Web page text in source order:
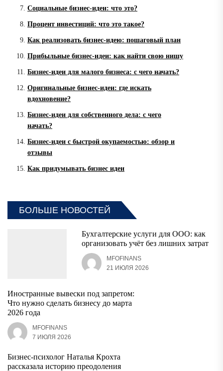
Социальные бизнес-идеи: что это?
Процент инвестиций: что это такое?
Как реализовать бизнес-идею: пошаговый план
Прибыльные бизнес-идеи: как найти свою нишу
Бизнес-идеи для малого бизнеса: с чего начать?
Оригинальные бизнес-идеи: где искать
вдохновение?
Бизнес-идеи для собственного дела: с чего
начать?
Бизнес-идеи с быстрой окупаемостью: обзор и
отзывы
Как придумывать бизнес идеи
БОЛЬШЕ НОВОСТЕЙ
Бухгалтерские услуги для ООО: как
организовать учёт без лишних затрат
MFOFINANS
21 ИЮЛЯ 2026
Иностранные вывески под запретом:
Что нужно сделать бизнесу до марта
2026 года
MFOFINANS
7 ИЮЛЯ 2026
Бизнес-психолог Наталья Крохта
рассказала историю преодоления